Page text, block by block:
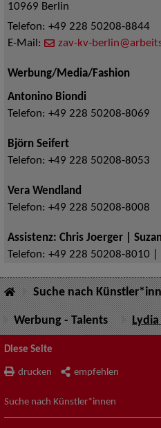
10969 Berlin
Telefon: +49 228 50208-8844
E-Mail:
zav-kv-
Werbung/Media/Fashion
Antonino Biondi
Telefon: +49 228 50208-8069
Björn Seifert
Telefon: +49 228 50208-8053
Vera Wendland
Telefon: +49 228 50208-8008
Assistenz: Chris Joerger |
Telefon: +49 228 50208-8010 |
Suche nach
Werbung - Talents
Diese Seite
drucken empfehlen
Suche nach Künstler*innen